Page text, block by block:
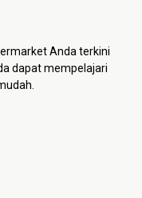
Anda terkini
dapat mempelajari